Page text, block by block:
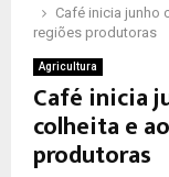
Café inicia junho
regiões produtoras
Agricultura
Café inicia
colheita e
produtoras